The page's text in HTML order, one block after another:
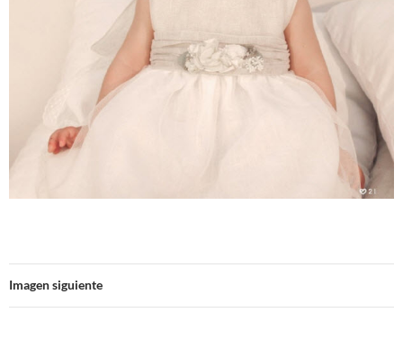
Imagen siguiente